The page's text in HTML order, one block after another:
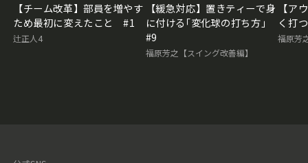
【チーム改革】部員を増やす
ため最初に変えたこと #1
辻正人4
【緩急対応】置きティーで身
に付ける｢変化球の打ち方｣
#9
福原芳之【スイング改善編】
【ア
く打
福原芳